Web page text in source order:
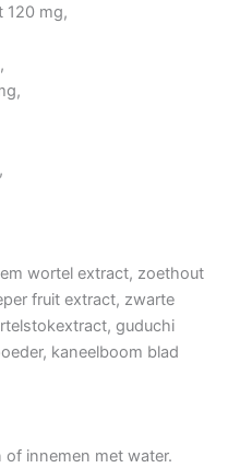
120 mg,
wortel extract, zoethout
fruit extract, zwarte
guduchi
kaneelboom blad
innemen met water.